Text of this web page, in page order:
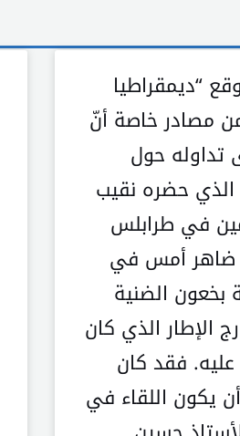
“ديمقراطيا
مصادر خاصة أنّ
تداوله حول
الذي حضره نقيب
في طرابلس
ضاهر أمس في
الضنية
الإطار الذي كان
فقد كان
يكون اللقاء في